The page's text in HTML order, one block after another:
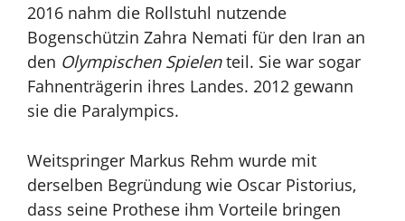
2016 nahm die Rollstuhl nutzende
Bogenschützin Zahra Nemati für den Iran an
den Olympischen Spielen teil. Sie war sogar
Fahnenträgerin ihres Landes. 2012 gewann
sie die Paralympics.
Weitspringer Markus Rehm wurde mit
derselben Begründung wie Oscar Pistorius,
dass seine Prothese ihm Vorteile bringen